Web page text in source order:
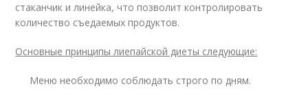
стаканчик и линейка, что позволит контролировать
количество съедаемых продуктов.
Основные принципы лиепайской диеты следующие:
Меню необходимо соблюдать строго по дням.